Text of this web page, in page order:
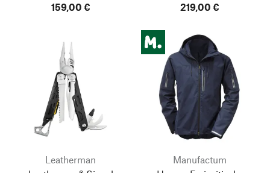
159,00 €
219,00 €
Leatherman
Manufactum